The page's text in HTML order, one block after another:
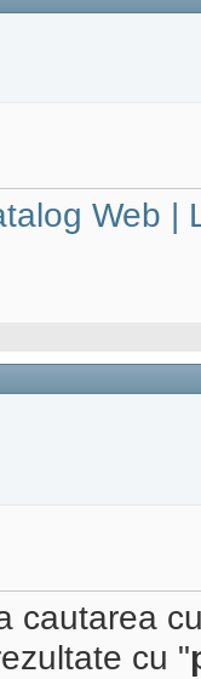
Web |
cautarea
cu "